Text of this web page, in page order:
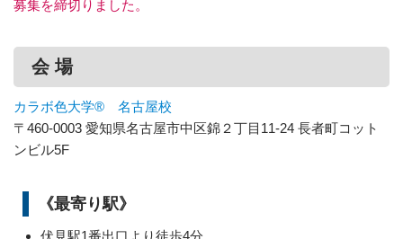
募集を締切りました。
会 場
カラボ色大学® 名古屋校
〒460-0003 愛知県名古屋市中区錦２丁目11-24 長者町コット
ンビル5F
《最寄り駅》